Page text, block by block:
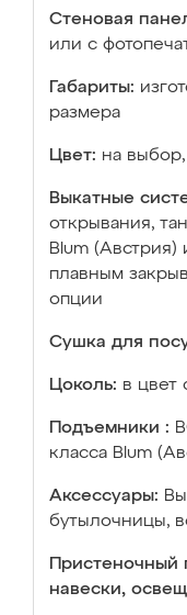
Стеновая
или с
Габариты:
размера
Цвет: на
Выкатные
открывания,
Blum
плавным
опции
Сушка для
Цоколь: в цвет
Подъемники :
класса Blum
Аксессуары:
бутылочницы,
Пристеночный
навески,